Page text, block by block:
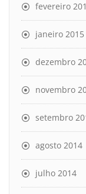
fevereiro
janeiro 2015
dezembro
novembro
setembro
agosto 2014
julho 2014